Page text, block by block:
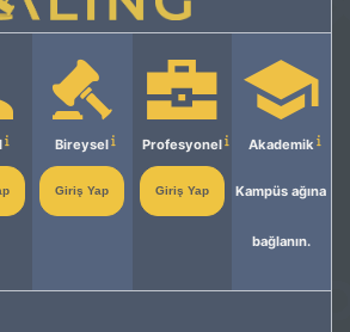
Bireysel
Giriş Yap
Profesyonel
Giriş Yap
Akademik
Kampüs ağına
bağlanın.